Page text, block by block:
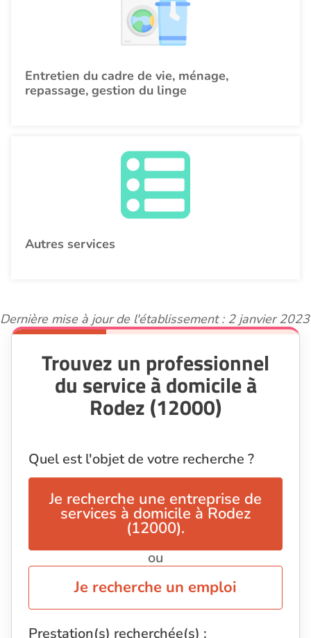
Entretien du cadre de vie, ménage,
repassage, gestion du linge
Autres services
Dernière mise à jour de l'établissement : 2 janvier 2023
Trouvez un professionnel
du service à domicile à
Rodez (12000)
Quel est l'objet de votre recherche ?
Je recherche une entreprise de
services à domicile à Rodez
(12000).
ou
Je recherche un emploi
Prestation(s) recherchée(s) :